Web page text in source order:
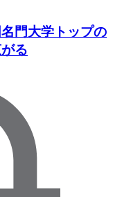
門大学トップの
る